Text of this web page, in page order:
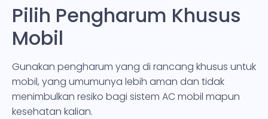
Pilih Pengharum Khusus
Mobil
Gunakan pengharum yang di rancang khusus untuk
mobil, yang umumunya lebih aman dan tidak
menimbulkan resiko bagi sistem AC mobil mapun
kesehatan kalian.